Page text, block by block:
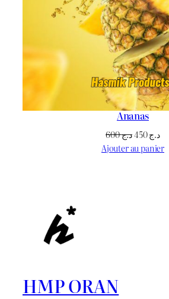
Ananas
د.ج600
Le
prix
د.ج450
Le
prix
Ajouter au panier
HMP ORAN